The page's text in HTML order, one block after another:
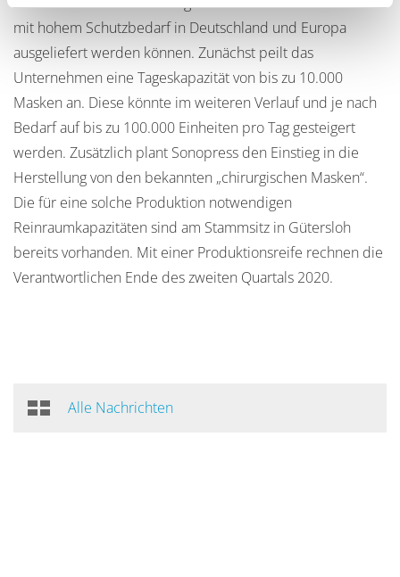
mit hohem Schutzbedarf in Deutschland und Europa
ausgeliefert werden können. Zunächst peilt das
Unternehmen eine Tageskapazität von bis zu 10.000
Masken an. Diese könnte im weiteren Verlauf und je nach
Bedarf auf bis zu 100.000 Einheiten pro Tag gesteigert
werden. Zusätzlich plant Sonopress den Einstieg in die
Herstellung von den bekannten „chirurgischen Masken“.
Die für eine solche Produktion notwendigen
Reinraumkapazitäten sind am Stammsitz in Gütersloh
bereits vorhanden. Mit einer Produktionsreife rechnen die
Verantwortlichen Ende des zweiten Quartals 2020.
Alle Nachrichten